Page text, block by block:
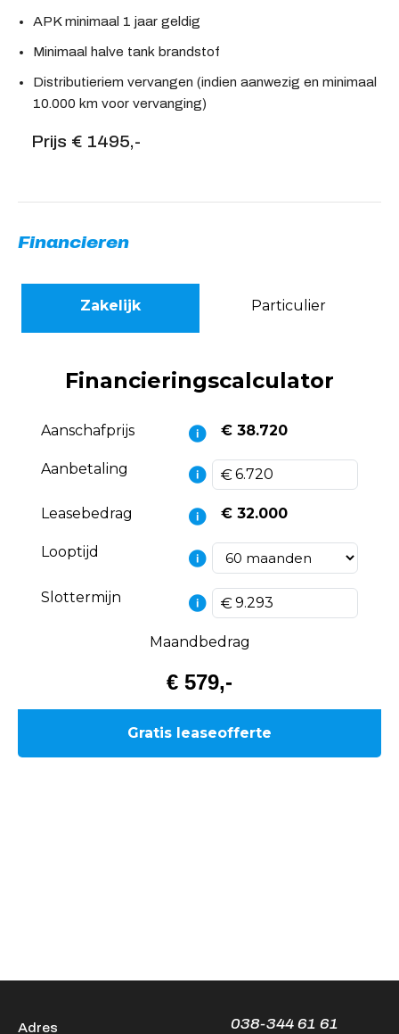
APK minimaal 1 jaar geldig
Minimaal halve tank brandstof
Distributieriem vervangen (indien aanwezig en minimaal
10.000 km voor vervanging)
Prijs € 1495,-
Financieren
Adres 038-344 61 61